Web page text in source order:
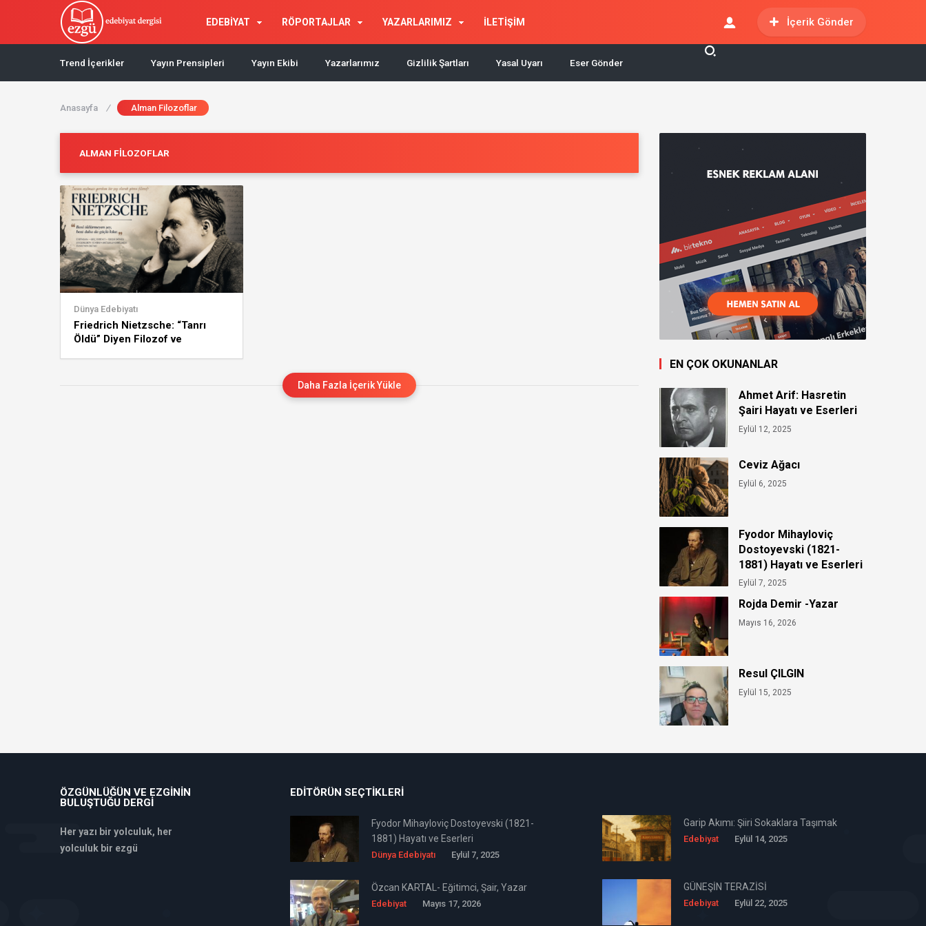
EDEBİYAT RÖPORTAJLAR YAZARLARIMIZ İLETİŞİM İçerik Gönder
Trend İçerikler Yayın Prensipleri Yayın Ekibi Yazarlarımız Gizlilik Şartları Yasal Uyarı Eser Gönder
Anasayfa / Alman Filozoflar
ALMAN FILOZOFLAR
Dünya Edebiyatı
Friedrich Nietzsche: “Tanrı
Öldü” Diyen Filozof ve
Daha Fazla İçerik Yükle
EN ÇOK OKUNANLAR
Ahmet Arif: Hasretin
Şairi Hayatı ve Eserleri
Eylül 12, 2025
Ceviz Ağacı
Eylül 6, 2025
Fyodor Mihayloviç
Dostoyevski (1821-
1881) Hayatı ve Eserleri
Eylül 7, 2025
Rojda Demir -Yazar
Mayıs 16, 2026
Resul ÇILGIN
Eylül 15, 2025
ÖZGÜNLÜĞÜN VE EZGININ
BULUŞTUĞU DERGI
Her yazı bir yolculuk, her
yolculuk bir ezgü
EDITÖRÜN SEÇTIKLERI
Fyodor Mihayloviç Dostoyevski (1821-
1881) Hayatı ve Eserleri
Dünya Edebiyatı Eylül 7, 2025
Garip Akımı: Şiiri Sokaklara Taşımak
Edebiyat Eylül 14, 2025
Özcan KARTAL- Eğitimci, Şair, Yazar
Edebiyat Mayıs 17, 2026
GÜNEŞİN TERAZİSİ
Edebiyat Eylül 22, 2025